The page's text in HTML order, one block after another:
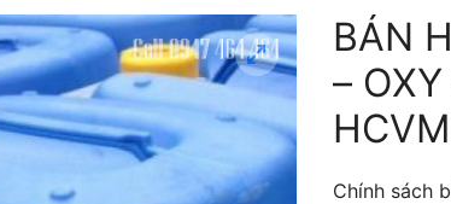
BÁN
–
Chính sách